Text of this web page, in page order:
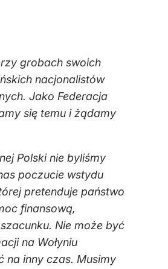
grobach swoich
nacjonalistów
Jako Federacja
się temu i żądamy
Polski nie byliśmy
poczucie wstydu
pretenduje państwo
finansową,
Nie może być
na Wołyniu
na inny czas. Musimy